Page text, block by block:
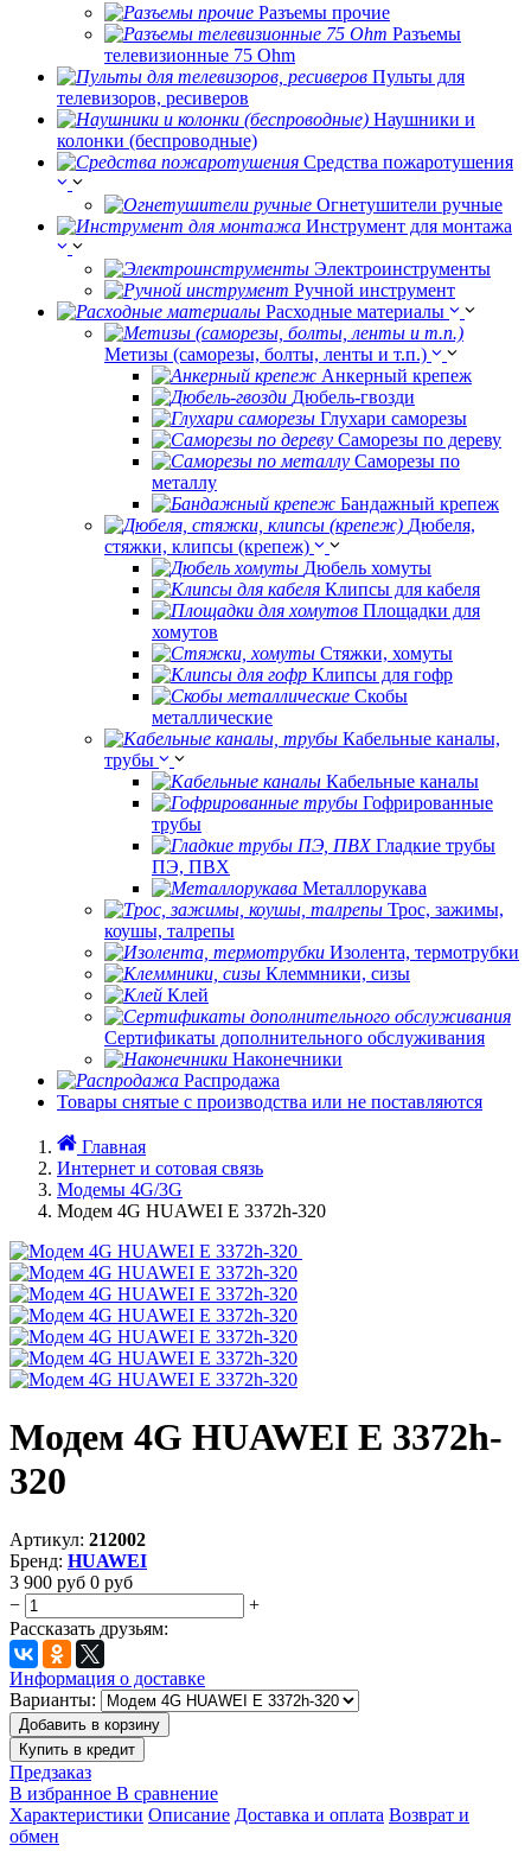
Разъемы прочие
Разъемы
телевизионные 75 Ohm
Пульты для
телевизоров, ресиверов
Наушники и
колонки (беспроводные)
Средства пожаротушения
Огнетушители ручные
Инструмент для монтажа
Электроинструменты
Ручной инструмент
Расходные материалы
Метизы (саморезы, болты, ленты и т.п.)
Анкерный крепеж
Дюбель-гвозди
Глухари саморезы
Саморезы по дереву
Саморезы по
металлу
Бандажный крепеж
Дюбеля,
стяжки, клипсы (крепеж)
Дюбель хомуты
Клипсы для кабеля
Площадки для
хомутов
Стяжки, хомуты
Клипсы для гофр
Скобы
металлические
Кабельные каналы,
трубы
Кабельные каналы
Гофрированные
трубы
Гладкие трубы
ПЭ, ПВХ
Металлорукава
Трос, зажимы,
коушы, талрепы
Изолента, термотрубки
Клеммники, сизы
Клей
Сертификаты дополнительного обслуживания
Наконечники
Распродажа
Товары снятые с производства или не поставляются
Главная
Интернет и сотовая связь
Модемы 4G/3G
Модем 4G HUAWEI E 3372h-320
Модем 4G HUAWEI E 3372h-
320
Артикул: 212002
Бренд: HUAWEI
3 900 руб 0 руб
−
+
Рассказать друзьям:
Информация о доставке
Варианты:
Добавить в корзину
Купить в кредит
Предзаказ
В избранное В сравнение
Характеристики Описание Доставка и оплата Возврат и
обмен